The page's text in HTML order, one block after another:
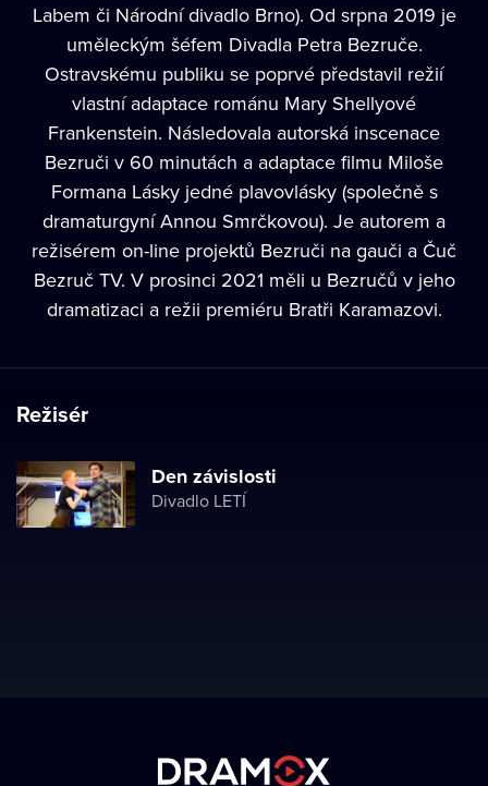
Labem či Národní divadlo Brno). Od srpna 2019 je
uměleckým šéfem Divadla Petra Bezruče.
Ostravskému publiku se poprvé představil režií
vlastní adaptace románu Mary Shellyové
Frankenstein. Následovala autorská inscenace
Bezruči v 60 minutách a adaptace filmu Miloše
Formana Lásky jedné plavovlásky (společně s
dramaturgyní Annou Smrčkovou). Je autorem a
režisérem on-line projektů Bezruči na gauči a Čuč
Bezruč TV. V prosinci 2021 měli u Bezručů v jeho
dramatizaci a režii premiéru Bratři Karamazovi.
Režisér
Den závislosti
Divadlo LETÍ